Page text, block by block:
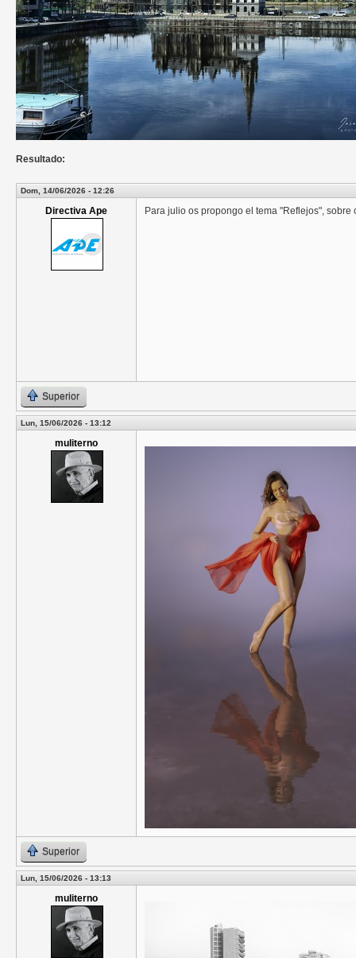
Resultado:
Dom, 14/06/2026 - 12:26
Directiva Ape Para julio os propongo el tema "Reflejos",
Superior
Lun, 15/06/2026 - 13:12
muliterno
Superior
Lun, 15/06/2026 - 13:13
muliterno